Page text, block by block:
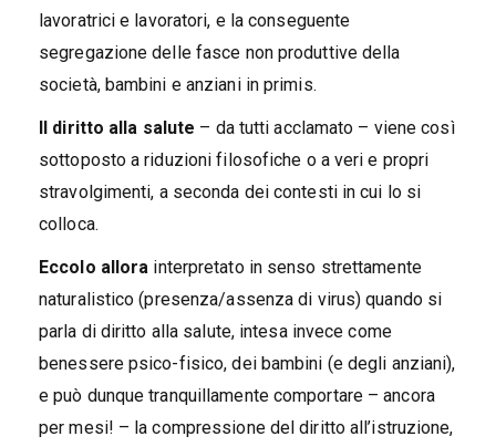
lavoratrici e lavoratori, e la conseguente
segregazione delle fasce non produttive della
società, bambini e anziani in primis.
Il diritto alla salute – da tutti acclamato – viene così
sottoposto a riduzioni filosofiche o a veri e propri
stravolgimenti, a seconda dei contesti in cui lo si
colloca.
Eccolo allora interpretato in senso strettamente
naturalistico (presenza/assenza di virus) quando si
parla di diritto alla salute, intesa invece come
benessere psico-fisico, dei bambini (e degli anziani),
e può dunque tranquillamente comportare – ancora
per mesi! – la compressione del diritto all’istruzione,